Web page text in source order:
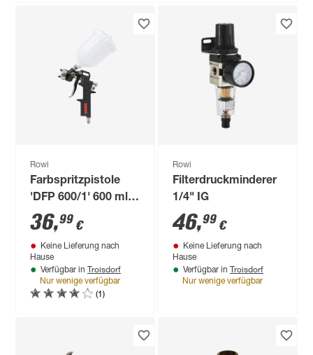
Rowi
Farbspritzpistole
'DFP 600/1' 600 ml,
200 l/min
36,99 €
Keine Lieferung nach
Hause
Verfügbar in Troisdorf
Nur wenige verfügbar
(1)
Rowi
Filterdruckminderer
1/4" IG
46,99 €
Keine Lieferung nach
Hause
Verfügbar in Troisdorf
Nur wenige verfügbar